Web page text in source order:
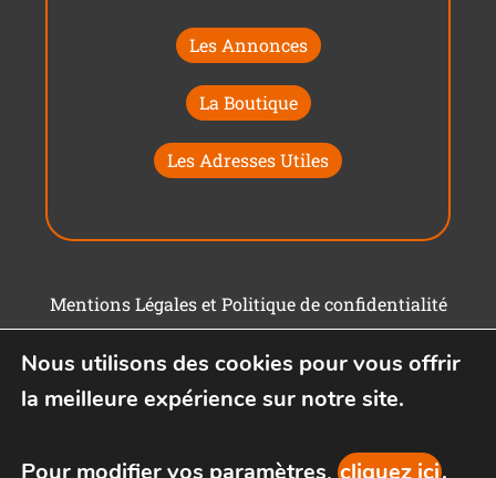
Les Annonces
La Boutique
Les Adresses Utiles
Mentions Légales et Politique de confidentialité
Nous utilisons des cookies pour vous offrir
la meilleure expérience sur notre site.
Pour modifier vos paramètres, cliquez ici.